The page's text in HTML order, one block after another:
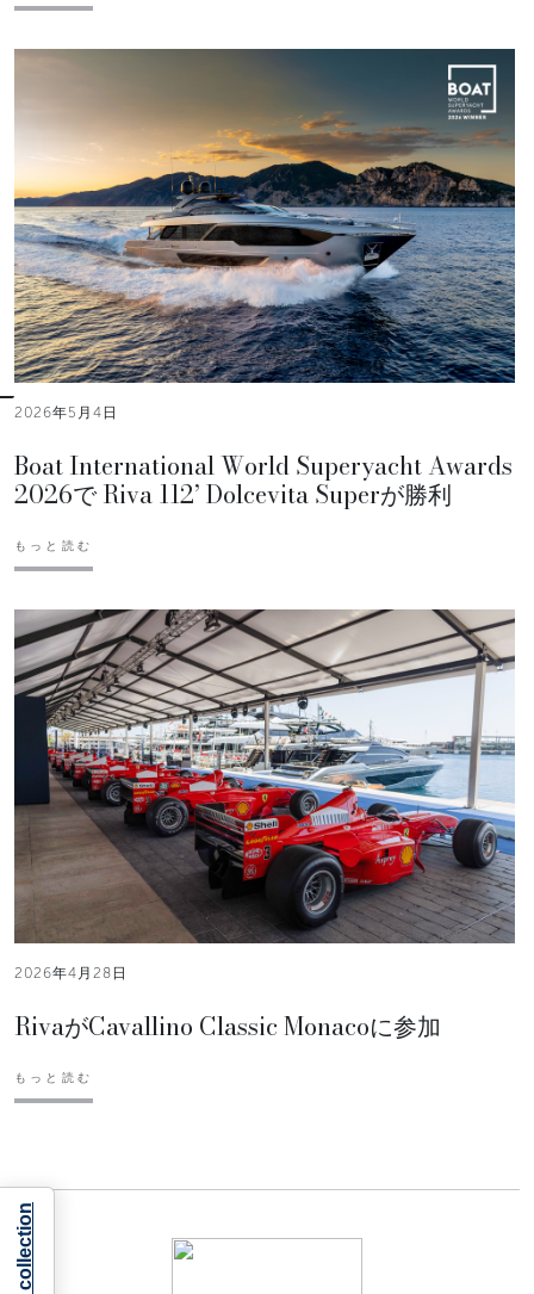
2026年5月4日
Boat International World Superyacht Awards
2026で Riva 112’ Dolcevita Superが勝利
もっと読む
2026年4月28日
RivaがCavallino Classic Monacoに参加
もっと読む